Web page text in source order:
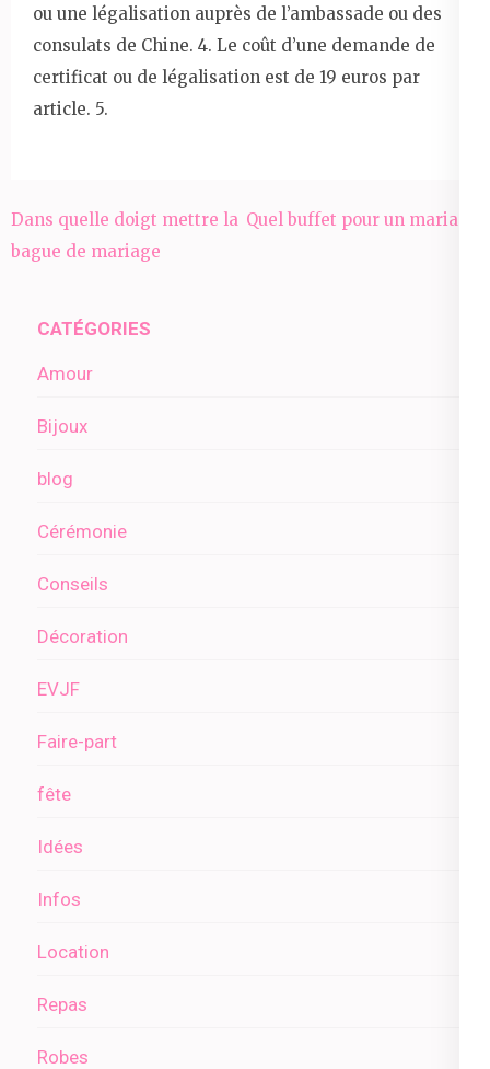
ou une légalisation auprès de l’ambassade ou des
consulats de Chine. 4. Le coût d’une demande de
certificat ou de légalisation est de 19 euros par
article. 5.
Navigation
de
Dans quelle doigt mettre la
bague de mariage
Quel buffet pour un mariage
CATÉGORIES
Amour
Bijoux
blog
Cérémonie
Conseils
Décoration
EVJF
Faire-part
fête
Idées
Infos
Location
Repas
Robes